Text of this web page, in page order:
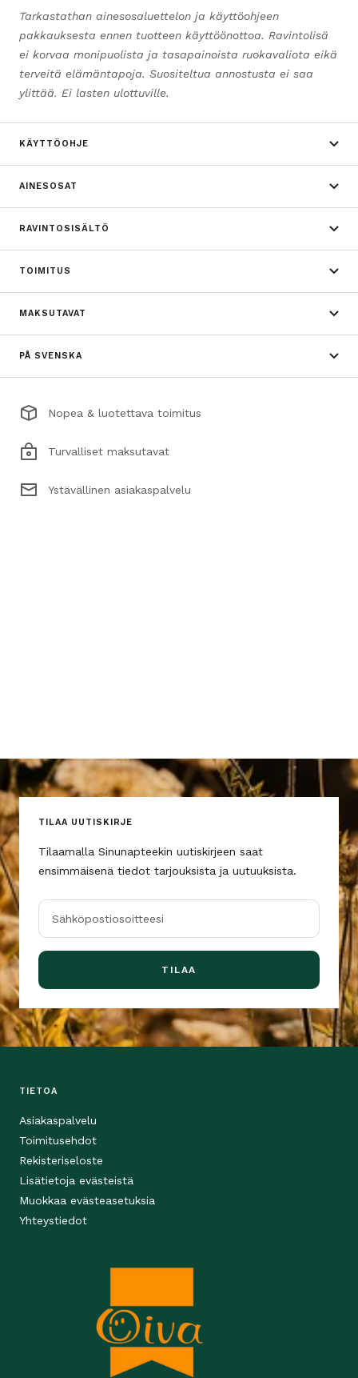
Tarkastathan ainesosaluettelon ja käyttöohjeen
pakkauksesta ennen tuotteen käyttöönottoa. Ravintolisä
ei korvaa monipuolista ja tasapainoista ruokavaliota eikä
terveitä elämäntapoja. Suositeltua annostusta ei saa
ylittää. Ei lasten ulottuville.
KÄYTTÖOHJE
AINESOSAT
RAVINTOSISÄLTÖ
TOIMITUS
MAKSUTAVAT
PÅ SVENSKA
Nopea & luotettava toimitus
Turvalliset maksutavat
Ystävällinen asiakaspalvelu
TILAA UUTISKIRJE
Tilaamalla Sinunapteekin uutiskirjeen saat
ensimmäisenä tiedot tarjouksista ja uutuuksista.
Sähköpostiosoitteesi
TILAA
TIETOA
Asiakaspalvelu
Toimitusehdot
Rekisteriseloste
Lisätietoja evästeistä
Muokkaa evästeasetuksia
Yhteystiedot